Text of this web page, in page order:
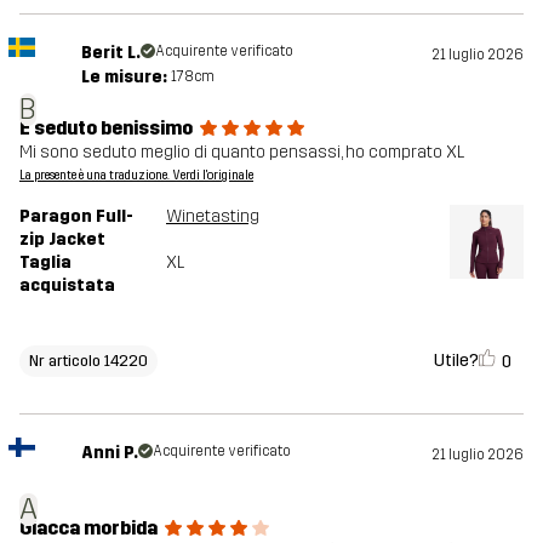
B
Berit L. Acquirente verificato 21 luglio 2026
Le misure: 178cm
È seduto benissimo
Mi sono seduto meglio di quanto pensassi, ho comprato XL
La presente è una traduzione. Verdi l'originale
Paragon Full-
zip Jacket
Winetasting
Taglia
acquistata
XL
Nr articolo 14220 Utile? 0
A
Anni P. Acquirente verificato 21 luglio 2026
Giacca morbida